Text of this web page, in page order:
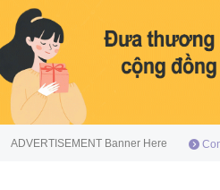
ADVERTISEMENT Banner Here